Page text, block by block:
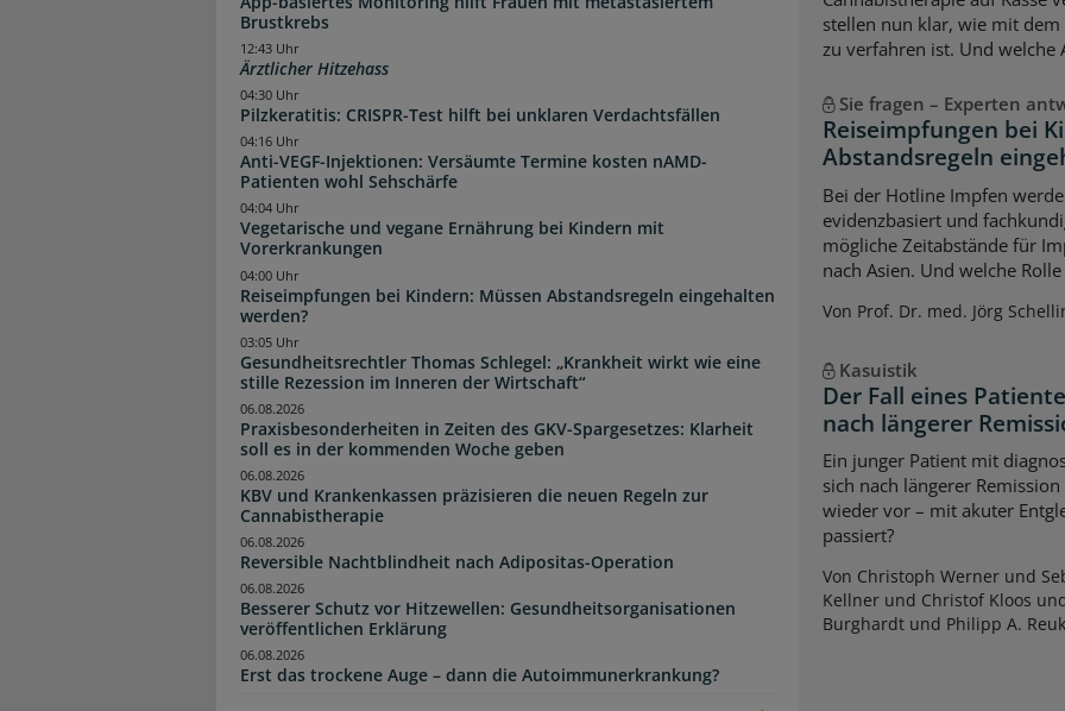
Brustkrebs
Ärztlicher Hitzehass
12:43 Uhr
Pilzkeratitis: CRISPR-Test hilft bei unklaren Verdachtsfällen
04:30 Uhr
Anti-VEGF-Injektionen: Versäumte Termine kosten nAMD-
Patienten wohl Sehschärfe
04:16 Uhr
Vegetarische und vegane Ernährung bei Kindern mit
Vorerkrankungen
04:04 Uhr
Reiseimpfungen bei Kindern: Müssen Abstandsregeln eingehalten
werden?
04:00 Uhr
Gesundheitsrechtler Thomas Schlegel: „Krankheit wirkt wie eine
stille Rezession im Inneren der Wirtschaft“
03:05 Uhr
Praxisbesonderheiten in Zeiten des GKV-Spargesetzes: Klarheit
soll es in der kommenden Woche geben
06.08.2026
KBV und Krankenkassen präzisieren die neuen Regeln zur
Cannabistherapie
06.08.2026
Reversible Nachtblindheit nach Adipositas-Operation
06.08.2026
Besserer Schutz vor Hitzewellen: Gesundheitsorganisationen
veröffentlichen Erklärung
06.08.2026
Erst das trockene Auge – dann die Autoimmunerkrankung?
06.08.2026
stellen nun klar, wie mit
zu verfahren ist. Und welche
Sie fragen – Experten
Reiseimpfungen bei
Abstandsregeln
Bei der Hotline Impfen
evidenzbasiert und
mögliche Zeitabstände für
nach Asien. Und welche
Von Prof. Dr. med. Jörg
Kasuistik
Der Fall eines
nach längerer
Ein junger Patient mit
sich nach längerer
wieder vor – mit akuter
passiert?
Von Christoph Werner und
Kellner und Christof Kloos
Burghardt und Philipp A.